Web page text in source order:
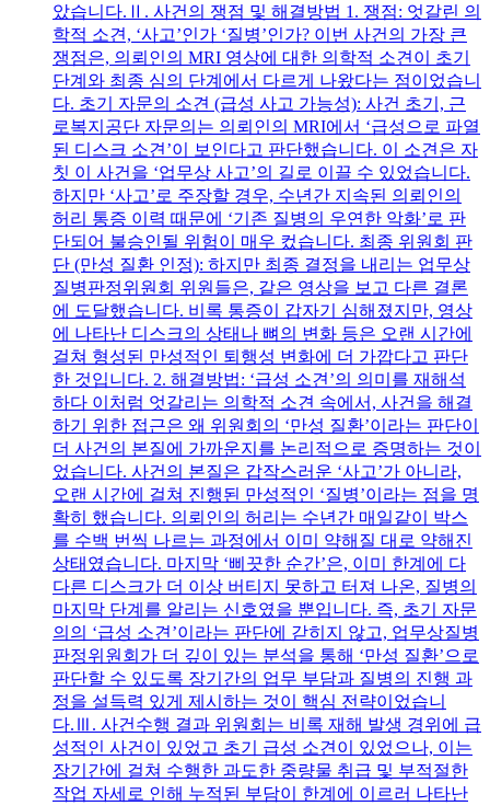
았습니다.Ⅱ. 사건의 쟁점 및 해결방법 1. 쟁점: 엇갈린 의
학적 소견, ‘사고’인가 ‘질병’인가? 이번 사건의 가장 큰
쟁점은, 의뢰인의 MRI 영상에 대한 의학적 소견이 초기
단계와 최종 심의 단계에서 다르게 나왔다는 점이었습니
다. 초기 자문의 소견 (급성 사고 가능성): 사건 초기, 근
로복지공단 자문의는 의뢰인의 MRI에서 ‘급성으로 파열
된 디스크 소견’이 보인다고 판단했습니다. 이 소견은 자
칫 이 사건을 ‘업무상 사고’의 길로 이끌 수 있었습니다.
하지만 ‘사고’로 주장할 경우, 수년간 지속된 의뢰인의
허리 통증 이력 때문에 ‘기존 질병의 우연한 악화’로 판
단되어 불승인될 위험이 매우 컸습니다. 최종 위원회 판
단 (만성 질환 인정): 하지만 최종 결정을 내리는 업무상
질병판정위원회 위원들은, 같은 영상을 보고 다른 결론
에 도달했습니다. 비록 통증이 갑자기 심해졌지만, 영상
에 나타난 디스크의 상태나 뼈의 변화 등은 오랜 시간에
걸쳐 형성된 만성적인 퇴행성 변화에 더 가깝다고 판단
한 것입니다. 2. 해결방법: ‘급성 소견’의 의미를 재해석
하다 이처럼 엇갈리는 의학적 소견 속에서, 사건을 해결
하기 위한 접근은 왜 위원회의 ‘만성 질환’이라는 판단이
더 사건의 본질에 가까운지를 논리적으로 증명하는 것이
었습니다. 사건의 본질은 갑작스러운 ‘사고’가 아니라,
오랜 시간에 걸쳐 진행된 만성적인 ‘질병’이라는 점을 명
확히 했습니다. 의뢰인의 허리는 수년간 매일같이 박스
를 수백 번씩 나르는 과정에서 이미 약해질 대로 약해진
상태였습니다. 마지막 ‘삐끗한 순간’은, 이미 한계에 다
다른 디스크가 더 이상 버티지 못하고 터져 나온, 질병의
마지막 단계를 알리는 신호였을 뿐입니다. 즉, 초기 자문
의의 ‘급성 소견’이라는 판단에 갇히지 않고, 업무상질병
판정위원회가 더 깊이 있는 분석을 통해 ‘만성 질환’으로
판단할 수 있도록 장기간의 업무 부담과 질병의 진행 과
정을 설득력 있게 제시하는 것이 핵심 전략이었습니
다.Ⅲ. 사건수행 결과 위원회는 비록 재해 발생 경위에 급
성적인 사건이 있었고 초기 급성 소견이 있었으나, 이는
장기간에 걸쳐 수행한 과도한 중량물 취급 및 부적절한
작업 자세로 인해 누적된 부담이 한계에 이르러 나타난